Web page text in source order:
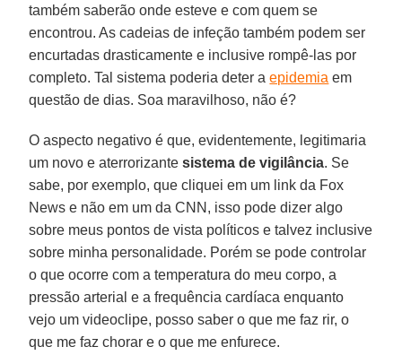
também saberão onde esteve e com quem se
encontrou. As cadeias de infeção também podem ser
encurtadas drasticamente e inclusive rompê-las por
completo. Tal sistema poderia deter aepidemia em
questão de dias. Soa maravilhoso, não é?
O aspecto negativo é que, evidentemente, legitimaria
um novo e aterrorizantesistema de vigilância. Se
sabe, por exemplo, que cliquei em um link da Fox
News e não em um da CNN, isso pode dizer algo
sobre meus pontos de vista políticos e talvez inclusive
sobre minha personalidade. Porém se pode controlar
o que ocorre com a temperatura do meu corpo, a
pressão arterial e a frequência cardíaca enquanto
vejo um videoclipe, posso saber o que me faz rir, o
que me faz chorar e o que me enfurece.